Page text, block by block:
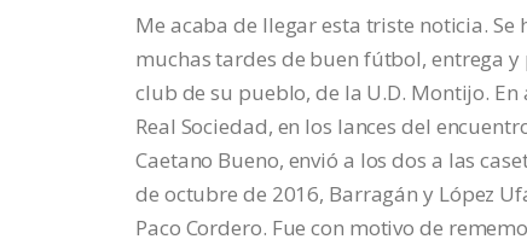
Me acaba de llegar esta triste noticia.
muchas tardes de buen fútbol, entrega
club de su pueblo, de la U.D. Montijo.
Real Sociedad, en los lances del
Caetano Bueno, envió a los dos a las
de octubre de 2016, Barragán y López
Paco Cordero. Fue con motivo de